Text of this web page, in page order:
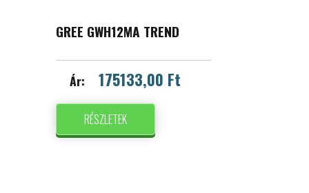
GREE GWH12MA TREND
Ár: 175133,00 Ft
RÉSZLETEK